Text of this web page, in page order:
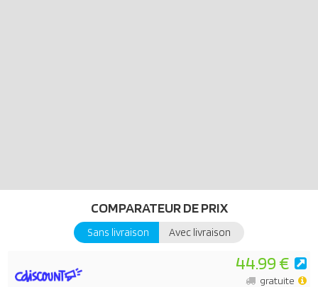
PLAYMOBIL JUNIOR - conçu spécialement pour nos plus jeunes
fans de PLAYMOBIL ! Parfaitement adapté aux petites mains et aux
premières découvertes des tout-petits. Avec de nombreuses
fonctionnalités attrayantes telles que l'empilement, les puzzles ou
le tri, laissez votre enfant âgé de 1 à 4 ans faire ses premiers pas
dans le vaste monde de PLAYMOBIL avec PLAYMOBIL JUNIOR !
COMPARATEUR DE PRIX
Sans livraison Avec livraison
44.99 €
gratuite